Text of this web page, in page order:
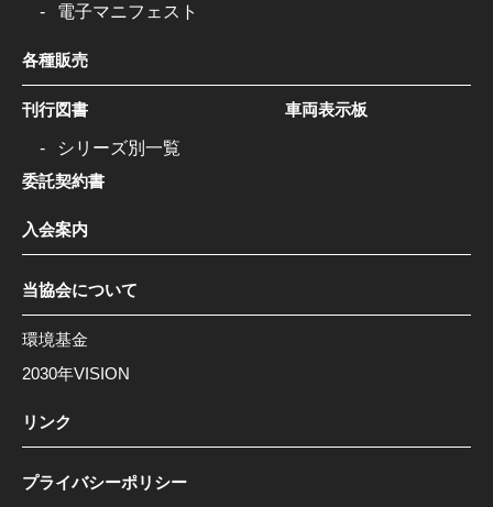
電子マニフェスト
各種販売
刊行図書
シリーズ別一覧
委託契約書
車両表示板
入会案内
当協会について
環境基金
2030年VISION
リンク
プライバシーポリシー